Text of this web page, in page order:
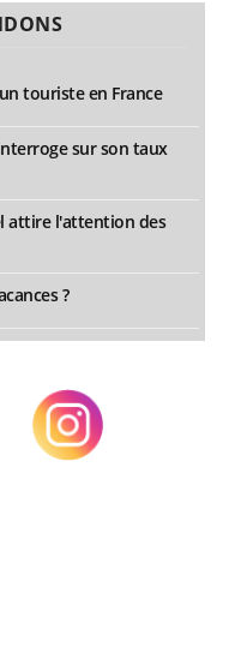
touriste en France
sur son taux
attire l'attention des
?